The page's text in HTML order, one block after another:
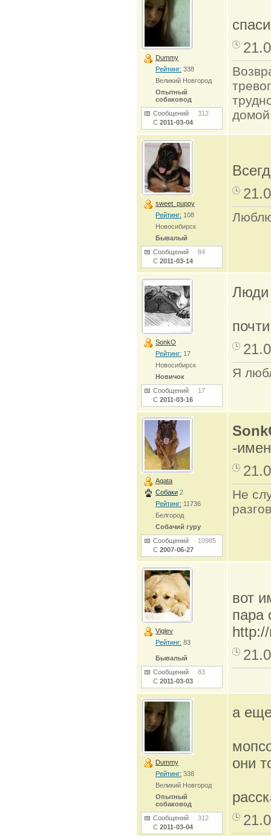
Dummy
Рейтинг: 338
Великий Новгород
Опытный
собаковод
Сообщений 312
С 2011-03-04
sweet_puppy
Рейтинг: 108
Новосибирск
Бывалый
Сообщений 84
С 2011-03-14
SonkO
Рейтинг: 17
Новосибирск
Новичок
Сообщений 17
С 2011-03-16
Люди
Я
Agata
Собаки 2
Рейтинг: 11736
Белгород
Собачий гуру
Сообщений 10985
С 2007-06-27
-
Не
Viglev
Рейтинг: 83
Бывалый
Сообщений 83
С 2011-03-03
вот
пара
Dummy
Рейтинг: 338
Великий Новгород
Опытный
собаковод
Сообщений 312
С 2011-03-04
а
они